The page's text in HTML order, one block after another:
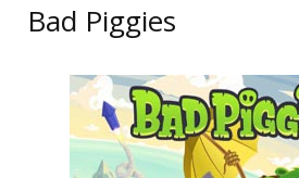
Bad Piggies